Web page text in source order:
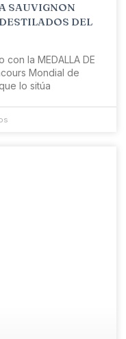
SAUVIGNON
DEL
la MEDALLA DE
Mondial de
lo sitúa